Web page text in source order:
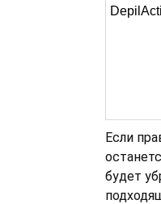
Если
будет